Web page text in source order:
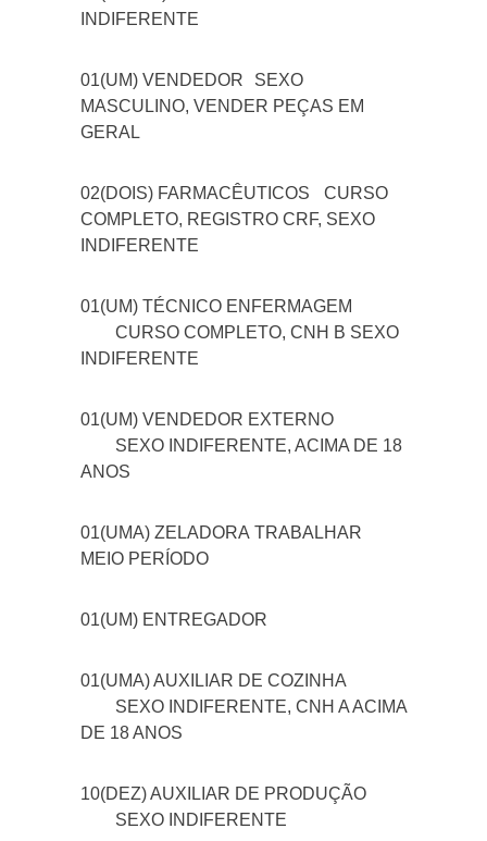
INDIFERENTE
01(UM) VENDEDOR
SEXO
MASCULINO, VENDER PEÇAS EM
GERAL
02(DOIS) FARMACÊUTICOS
CURSO
COMPLETO, REGISTRO CRF, SEXO
INDIFERENTE
01(UM) TÉCNICO ENFERMAGEM
CURSO COMPLETO, CNH B SEXO
INDIFERENTE
01(UM) VENDEDOR EXTERNO
SEXO INDIFERENTE, ACIMA DE 18
ANOS
01(UMA) ZELADORA TRABALHAR
MEIO PERÍODO
01(UM) ENTREGADOR
01(UMA) AUXILIAR DE COZINHA
SEXO INDIFERENTE, CNH A ACIMA
DE 18 ANOS
10(DEZ) AUXILIAR DE PRODUÇÃO
SEXO INDIFERENTE